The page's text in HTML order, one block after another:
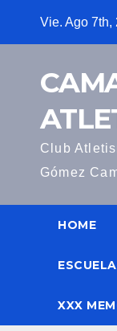
Vie. Ago 7th,
Club
Gómez
HOME
XXX